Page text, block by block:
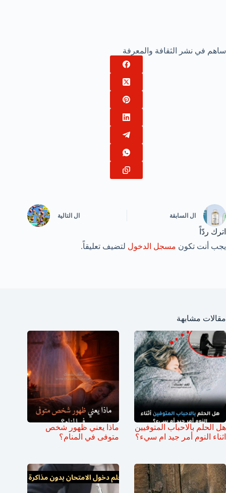
ساهم في نشر الثقافة والمعرفة
ال السابقة ال التالية
اترك ردّاً
يجب أنت تكون مسجل الدخول لتضيف تعليقاً.
مقالات مشابهة
هل الحلم بالاحباب المتوفيين
اثناء النوم أمر جيد ام سيء؟
ماذا يعني ظهور شخص
متوفى في المنام؟